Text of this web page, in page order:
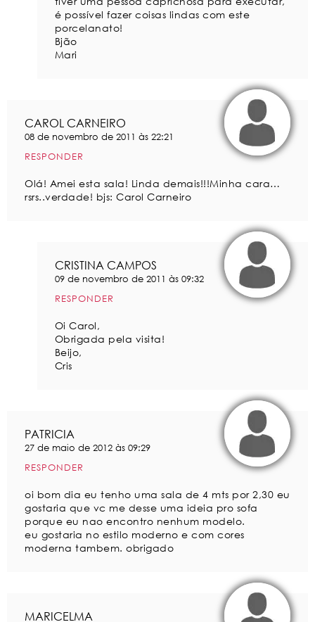
é possível fazer coisas lindas com este
porcelanato!
Bjão
Mari
CAROL CARNEIRO
08 de novembro de 2011 às 22:21
RESPONDER
Olá! Amei esta sala! Linda demais!!!Minha cara…
rsrs..verdade! bjs: Carol Carneiro
CRISTINA CAMPOS
09 de novembro de 2011 às 09:32
RESPONDER
Oi Carol,
Obrigada pela visita!
Beijo,
Cris
PATRICIA
27 de maio de 2012 às 09:29
RESPONDER
oi bom dia eu tenho uma sala de 4 mts por 2,30 eu
gostaria que vc me desse uma ideia pro sofa
porque eu nao encontro nenhum modelo.
eu gostaria no estilo moderno e com cores
moderna tambem. obrigado
MARICELMA